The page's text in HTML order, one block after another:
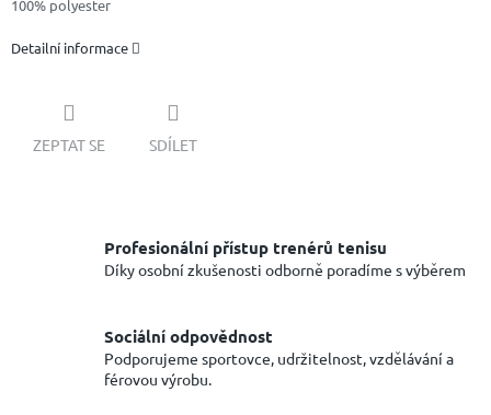
100% polyester
Detailní informace
ZEPTAT SE SDÍLET
Profesionální přístup trenérů tenisu
Díky osobní zkušenosti odborně poradíme s výběrem
Sociální odpovědnost
Podporujeme sportovce, udržitelnost, vzdělávání a
férovou výrobu.